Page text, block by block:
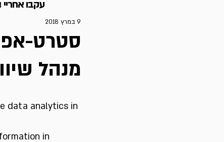
סטרט-אפ
מנהל
9 במרץ 2018
data analytics in
in
עקבו אחריי